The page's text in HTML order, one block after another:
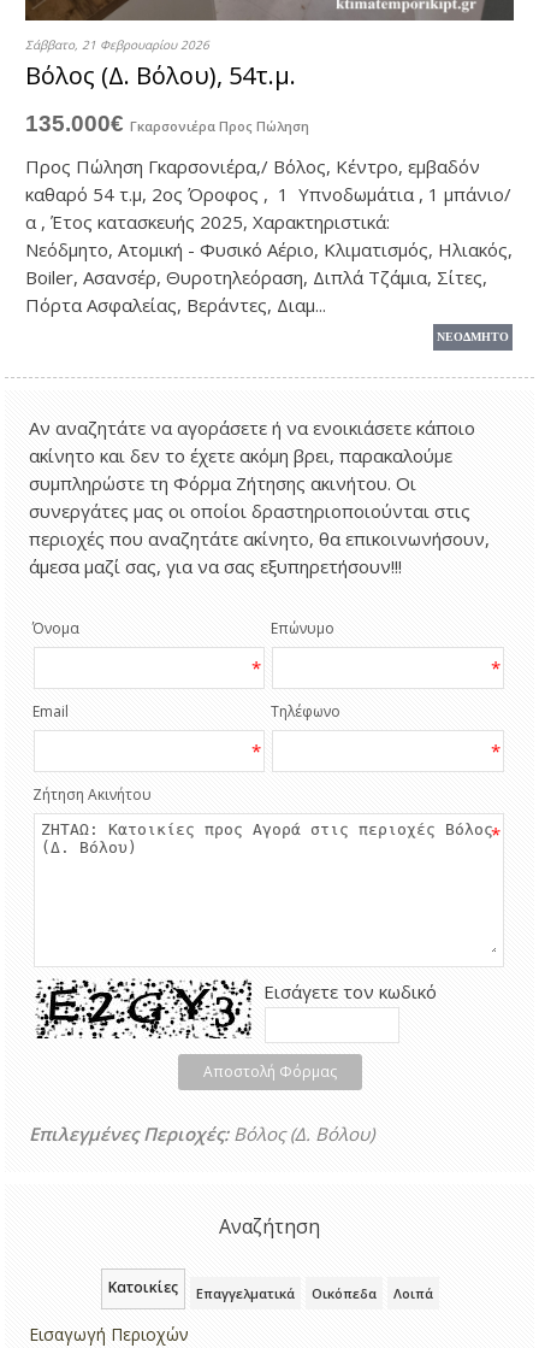
Σάββατο, 21 Φεβρουαρίου 2026
Βόλος (Δ. Βόλου), 54τ.μ.
135.000€Γκαρσονιέρα Προς Πώληση
Προς Πώληση Γκαρσονιέρα,/ Βόλος, Κέντρο, εμβαδόν
καθαρό 54 τ.μ, 2ος Όροφος , 1 Υπνοδωμάτια , 1 μπάνιο/
α , Έτος κατασκευής 2025, Χαρακτηριστικά:
Νεόδμητο, Ατομική - Φυσικό Αέριο, Κλιματισμός, Ηλιακός,
Boiler, Ασανσέρ, Θυροτηλεόραση, Διπλά Τζάμια, Σίτες,
Πόρτα Ασφαλείας, Βεράντες, Διαμ...
ΝΕΟΔΜΗΤΟ
Αν αναζητάτε να αγοράσετε ή να ενοικιάσετε κάποιο
ακίνητο και δεν το έχετε ακόμη βρει, παρακαλούμε
συμπληρώστε τη Φόρμα Ζήτησης ακινήτου. Οι
συνεργάτες μας οι οποίοι δραστηριοποιούνται στις
περιοχές που αναζητάτε ακίνητο, θα επικοινωνήσουν,
άμεσα μαζί σας, για να σας εξυπηρετήσουν!!!
Όνομα
*
Επώνυμο
*
Email
*
Τηλέφωνο
*
Ζήτηση Ακινήτου
*
Εισάγετε τον κωδικό
Αποστολή Φόρμας
Επιλεγμένες Περιοχές: Βόλος (Δ. Βόλου)
Αναζήτηση
Κατοικίες Επαγγελματικά Οικόπεδα Λοιπά
Εισαγωγή Περιοχών